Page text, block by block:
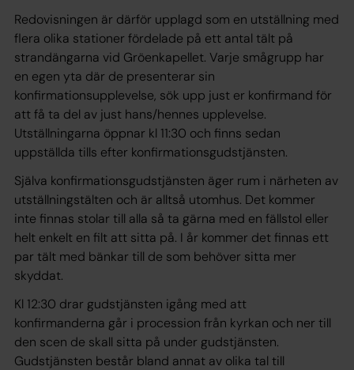
Redovisningen är därför upplagd som en utställning med
flera olika stationer fördelade på ett antal tält på
strandängarna vid Gröenkapellet. Varje smågrupp har
en egen yta där de presenterar sin
konfirmationsupplevelse, sök upp just er konfirmand för
att få ta del av just hans/hennes upplevelse.
Utställningarna öppnar kl 11:30 och finns sedan
uppställda tills efter konfirmationsgudstjänsten.
Själva konfirmationsgudstjänsten äger rum i närheten av
utställningstälten och är alltså utomhus. Det kommer
inte finnas stolar till alla så ta gärna med en fällstol eller
helt enkelt en filt att sitta på. I år kommer det finnas ett
par tält med bänkar till de som behöver sitta mer
skyddat.
Kl 12:30 drar gudstjänsten igång med att
konfirmanderna går i procession från kyrkan och ner till
den scen de skall sitta på under gudstjänsten.
Gudstjänsten består bland annat av olika tal till